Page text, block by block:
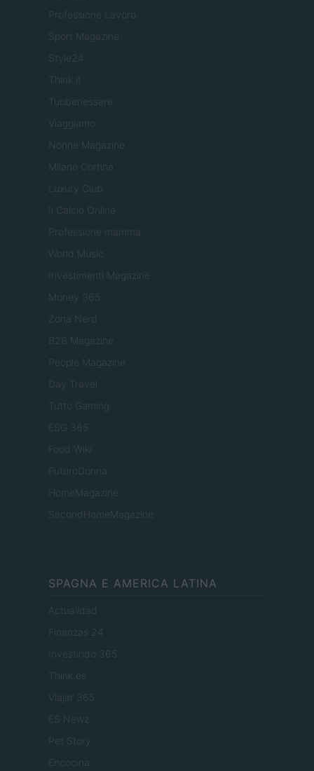
Professione Lavoro
Sport Magazine
Style24
Think.it
Tuobenessere
Viaggiamo
Nonne Magazine
Milano Cortina
Luxury Club
Il Calcio Online
Professione mamma
World Music
Investimenti Magazine
Money 365
Zona Nerd
B2B Magazine
People Magazine
Day Travel
Tutto Gaming
ESG 365
Food Wiki
FuturoDonna
HomeMagazine
SecondHomeMagazine
SPAGNA E AMERICA LATINA
Actualidad
Finanzas 24
Investindo 365
Think.es
Viajar 365
ES Newz
Pet Story
Encocina